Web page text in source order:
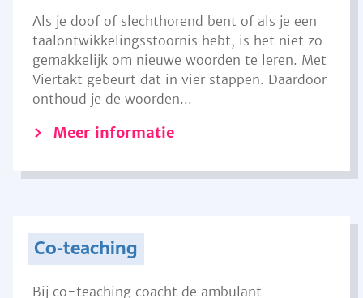
Als je doof of slechthorend bent of als je een
taalontwikkelingsstoornis hebt, is het niet zo
gemakkelijk om nieuwe woorden te leren. Met
Viertakt gebeurt dat in vier stappen. Daardoor
onthoud je de woorden...
Meer informatie
Co-teaching
Bij co-teaching coacht de ambulant